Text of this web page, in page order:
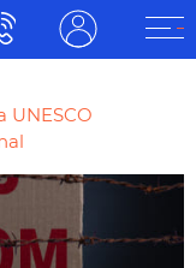
UNESCO